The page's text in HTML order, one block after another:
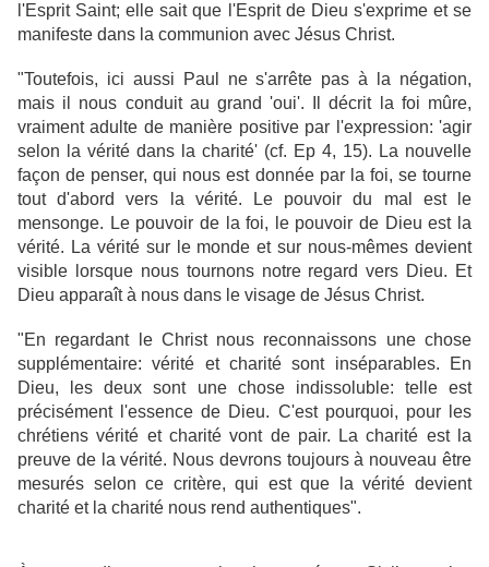
l'Esprit Saint; elle sait que l'Esprit de Dieu s'exprime et se
manifeste dans la communion avec Jésus Christ.
"Toutefois, ici aussi Paul ne s'arrête pas à la négation,
mais il nous conduit au grand 'oui'. Il décrit la foi mûre,
vraiment adulte de manière positive par l'expression: 'agir
selon la vérité dans la charité' (cf. Ep 4, 15). La nouvelle
façon de penser, qui nous est donnée par la foi, se tourne
tout d'abord vers la vérité. Le pouvoir du mal est le
mensonge. Le pouvoir de la foi, le pouvoir de Dieu est la
vérité. La vérité sur le monde et sur nous-mêmes devient
visible lorsque nous tournons notre regard vers Dieu. Et
Dieu apparaît à nous dans le visage de Jésus Christ.
"En regardant le Christ nous reconnaissons une chose
supplémentaire: vérité et charité sont inséparables. En
Dieu, les deux sont une chose indissoluble: telle est
précisément l'essence de Dieu. C'est pourquoi, pour les
chrétiens vérité et charité vont de pair. La charité est la
preuve de la vérité. Nous devrons toujours à nouveau être
mesurés selon ce critère, qui est que la vérité devient
charité et la charité nous rend authentiques".